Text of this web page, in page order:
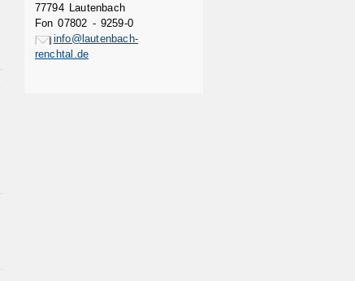
77794 Lautenbach
Fon 07802 - 9259-0
info@lautenbach-
renchtal.de